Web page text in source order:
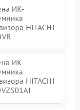
ИК-
HITACHI
ИК-
HITACHI